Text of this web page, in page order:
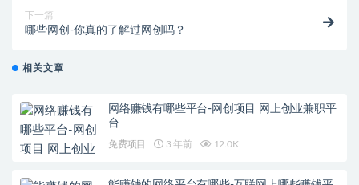
下一篇
哪些网创-你真的了解过网创吗？
相关文章
网络赚钱有哪些平台-网创项目 网上创业兼职平
台
免费项目 3 年前 12.0K